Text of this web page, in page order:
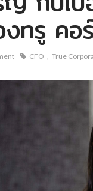
ทรู คอ
CFO True